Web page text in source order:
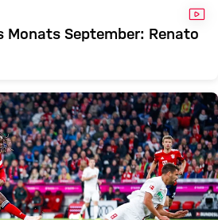
Monats September: Renato